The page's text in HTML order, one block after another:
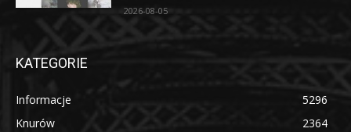
2026-08-05
KATEGORIE
Informacje
5296
Knurów
2364